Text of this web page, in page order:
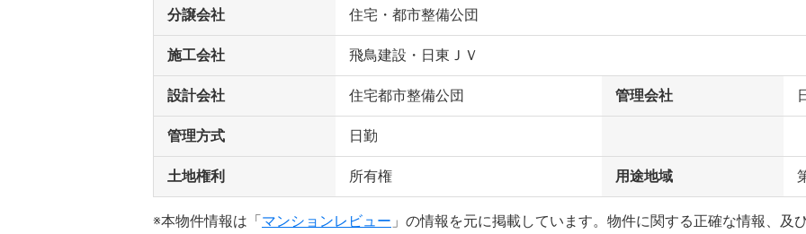
分譲会社 住宅・都市整備公団
施工会社 飛鳥建設・日東ＪＶ
設計会社 住宅都市整備公団 管理会社
管理方式 日勤
土地権利 所有権 用途地域
※本物件情報は「 マンションレビュー 」の情報を元に掲載しています。物件に関する正確な情報、及